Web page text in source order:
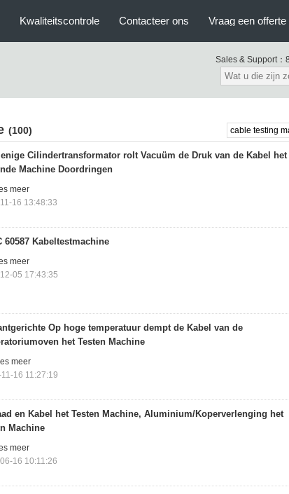
Kwaliteitscontrole Contacteer ons Vraag een offerte
Sales & Support：
(100)
enige Cilindertransformator rolt Vacuüm de Druk van de Kabel het
Machine Doordringen
meer
16 13:48:33
60587 Kabeltestmachine
meer
05 17:43:35
Op hoge temperatuur dempt de Kabel van de
het Testen Machine
meer
16 11:27:19
en Kabel het Testen Machine, Aluminium/Koperverlenging het
Machine
meer
16 10:11:26